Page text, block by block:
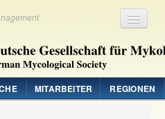
MITARBEITER REGIONEN